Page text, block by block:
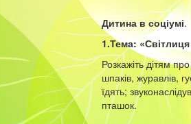
Дитина в соціумі.
1.Тема:
Розкажіть дітям
шпаків, журавлів,
їдять;
пташок.